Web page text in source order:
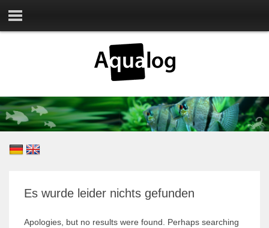
Es wurde leider nichts gefunden
Apologies, but no results were found. Perhaps searching